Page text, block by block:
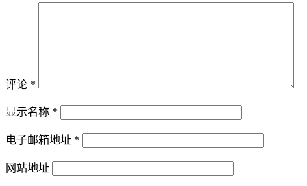
评论 *
显示名称 *
电子邮箱地址 *
网站地址